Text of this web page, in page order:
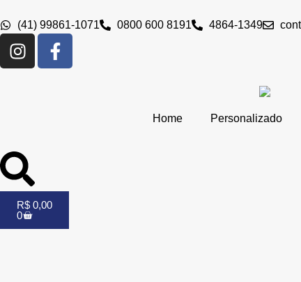
(41) 99861-1071 0800 600 8191 4864-1349
Home Personalizado
R$ 0,00
0